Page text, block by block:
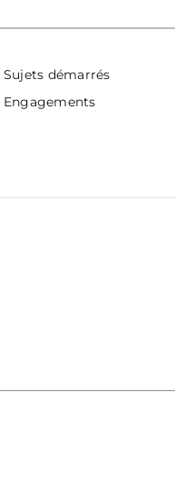
Sujets démarrés
Engagements